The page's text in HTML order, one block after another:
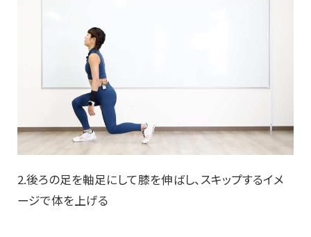
2.後ろの足を軸足にして膝を伸ばし、スキップするイメ
ージで体を上げる